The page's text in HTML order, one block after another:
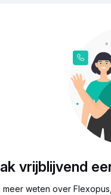
vrijblijvend
meer weten over